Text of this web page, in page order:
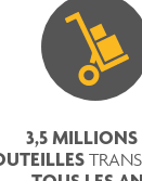
3,5 MILLIONS